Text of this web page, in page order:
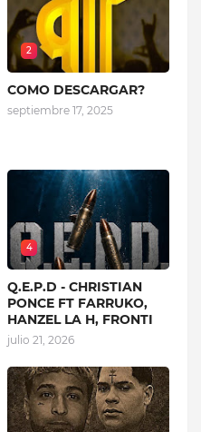
2
COMO DESCARGAR?
septiembre 17, 2025
4
Q.E.P.D - CHRISTIAN
PONCE FT FARRUKO,
HANZEL LA H, FRONTI
julio 21, 2026